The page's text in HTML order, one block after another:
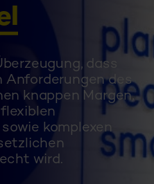
dass
Anforderungen des
knappen Margen,
komplexen
wird.